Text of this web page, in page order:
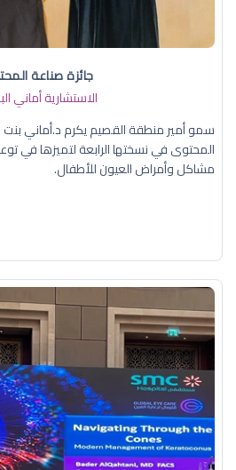
جائزة صناعة
الاستشارية أماني
سمو أمير منطقة القصيم يكرم د.أماني بنت
المحتوى في نسختها الرابعة لتميزها في
مشاكل وأمراض العيون للأطفال.